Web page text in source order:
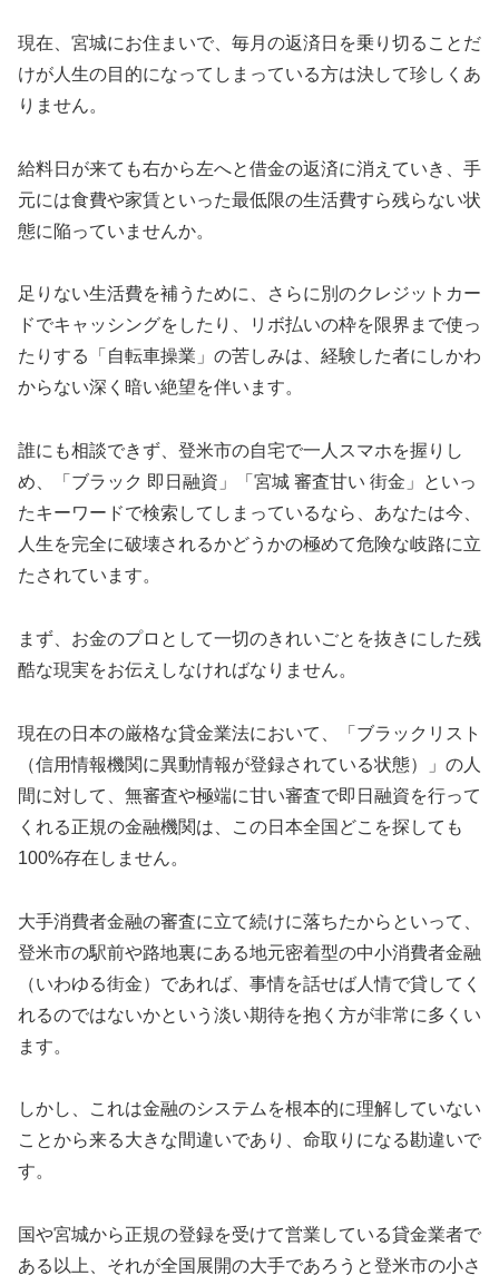
現在、宮城にお住まいで、毎月の返済日を乗り切ることだ
けが人生の目的になってしまっている方は決して珍しくあ
りません。
給料日が来ても右から左へと借金の返済に消えていき、手
元には食費や家賃といった最低限の生活費すら残らない状
態に陥っていませんか。
足りない生活費を補うために、さらに別のクレジットカー
ドでキャッシングをしたり、リボ払いの枠を限界まで使っ
たりする「自転車操業」の苦しみは、経験した者にしかわ
からない深く暗い絶望を伴います。
誰にも相談できず、登米市の自宅で一人スマホを握りし
め、「ブラック 即日融資」「宮城 審査甘い 街金」といっ
たキーワードで検索してしまっているなら、あなたは今、
人生を完全に破壊されるかどうかの極めて危険な岐路に立
たされています。
まず、お金のプロとして一切のきれいごとを抜きにした残
酷な現実をお伝えしなければなりません。
現在の日本の厳格な貸金業法において、「ブラックリスト
（信用情報機関に異動情報が登録されている状態）」の人
間に対して、無審査や極端に甘い審査で即日融資を行って
くれる正規の金融機関は、この日本全国どこを探しても
100%存在しません。
大手消費者金融の審査に立て続けに落ちたからといって、
登米市の駅前や路地裏にある地元密着型の中小消費者金融
（いわゆる街金）であれば、事情を話せば人情で貸してく
れるのではないかという淡い期待を抱く方が非常に多くい
ます。
しかし、これは金融のシステムを根本的に理解していない
ことから来る大きな間違いであり、命取りになる勘違いで
す。
国や宮城から正規の登録を受けて営業している貸金業者で
ある以上、それが全国展開の大手であろうと登米市の小さ